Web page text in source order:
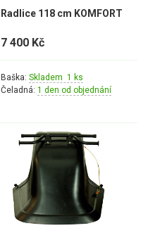
Radlice 118 cm KOMFORT
7 400 Kč
Baška: Skladem 1 ks
Čeladná: 1 den od objednání